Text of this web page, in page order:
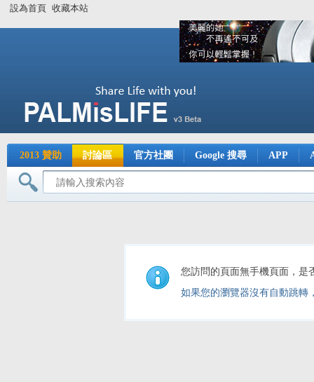
設為首頁 收藏本站
2013 贊助 討論區 官方社團 Google 搜尋 APP
您訪問的頁面無手機頁面，是
如果您的瀏覽器沒有自動跳轉